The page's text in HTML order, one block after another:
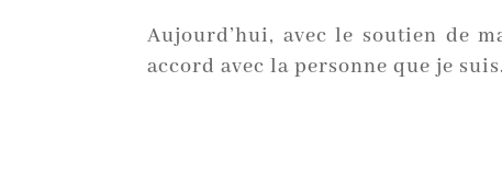
Aujourd’hui, avec le soutien de
accord avec la personne que je suis.